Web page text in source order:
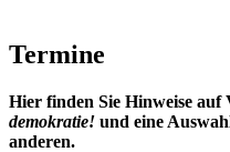
Termine
Hier finden Sie Hinweise auf
demokratie! und eine
anderen.